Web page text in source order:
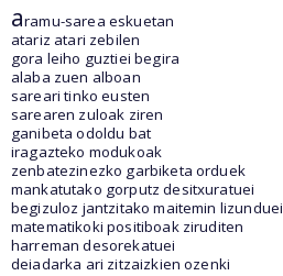
aramu-sarea eskuetan
atariz atari zebilen
gora leiho guztiei begira
alaba zuen alboan
sareari tinko eusten
sarearen zuloak ziren
ganibeta odoldu bat
iragazteko modukoak
zenbatezinezko garbiketa orduek
mankatutako gorputz desitxuratuei
begizuloz jantzitako maitemin lizunduei
matematikoki positiboak ziruditen
harreman desorekatuei
deiadarka ari zitzaizkien ozenki